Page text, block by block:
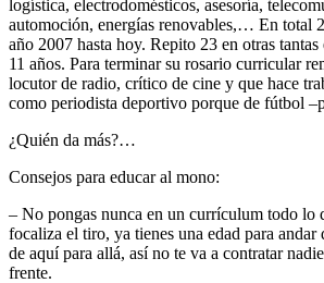
logística, electrodomésticos, asesoría,
automoción, energías renovables,… En total
año 2007 hasta hoy. Repito 23 en otras tantas
11 años. Para terminar su rosario curricular
locutor de radio, crítico de cine y que hace
como periodista deportivo porque de fútbol
¿Quién da más?…
Consejos para educar al mono:
– No pongas nunca en un currículum todo lo
focaliza el tiro, ya tienes una edad para andar
de aquí para allá, así no te va a contratar
frente.